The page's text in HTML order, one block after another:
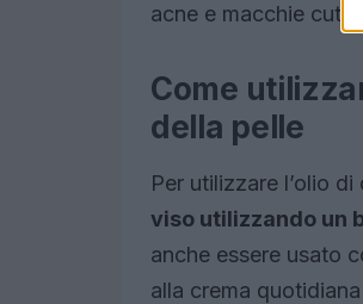
acne e macchie
Come
della pelle
Per utilizzare l’olio
viso utilizzando un
anche essere usato
alla crema